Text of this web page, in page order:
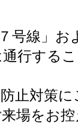
号線」 お
行する
止対策
場をお